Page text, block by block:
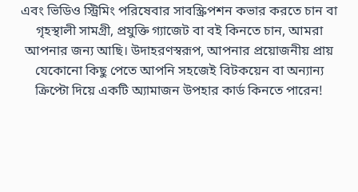
এবং ভিডিও স্ট্রিমিং পরিষেবার সাবস্ক্রিপশন কভার করতে চান বা
গৃহস্থালী সামগ্রী, প্রযুক্তি গ্যাজেট বা বই কিনতে চান, আমরা
আপনার জন্য আছি। উদাহরণস্বরূপ, আপনার প্রয়োজনীয় প্রায়
যেকোনো কিছু পেতে আপনি সহজেই বিটকয়েন বা অন্যান্য
ক্রিপ্টো দিয়ে একটি অ্যামাজন উপহার কার্ড কিনতে পারেন!